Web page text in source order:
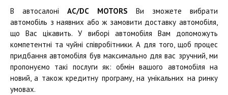
В автосалоніAC/DC MOTORS Ви зможете вибрати
автомобіль з наявних або ж замовити доставку автомобіля,
що Вас цікавить. У виборі автомобіля Вам допоможуть
компетентні та чуйні співробітники. А для того, щоб процес
придбання автомобіля був максимально для вас зручний, ми
пропонуємо такі послуги як: обмін вашого автомобіля на
новий, а також кредитну програму, на унікальних на ринку
умовах.